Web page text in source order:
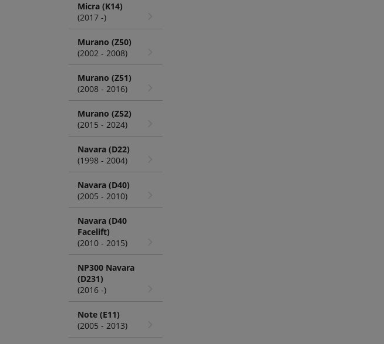
Micra (K14)
(2017 -)
Murano (Z50)
(2002 - 2008)
Murano (Z51)
(2008 - 2016)
Murano (Z52)
(2015 - 2024)
Navara (D22)
(1998 - 2004)
Navara (D40)
(2005 - 2010)
Navara (D40
Facelift)
(2010 - 2015)
NP300 Navara
(D231)
(2016 -)
Note (E11)
(2005 - 2013)